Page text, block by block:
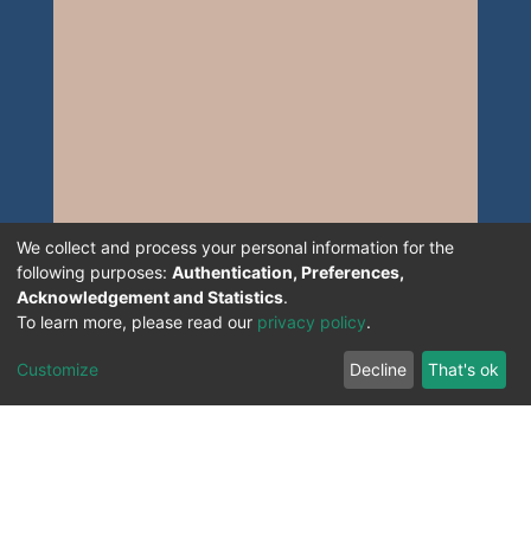
We collect and process your personal information for the
following purposes: Authentication, Preferences,
Acknowledgement and Statistics.
To learn more, please read our privacy policy.
Customize Decline That's ok